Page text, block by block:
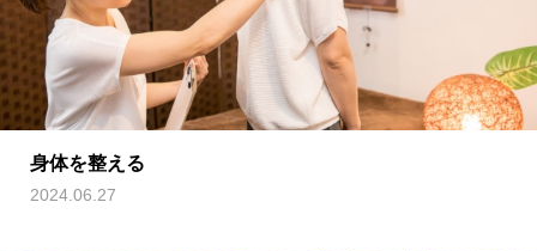
身体を整える
2024.06.27